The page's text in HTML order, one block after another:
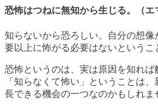
恐怖はつねに無知から生じる。（エ
知らないから恐ろしい。自分の想
要以上に怖がる必要はないというこ
恐怖というのは、実は原因を知れば
「知らなくて怖い」ということは
長できる機会の一つなのかもしれま